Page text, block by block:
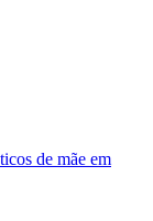
de mãe em